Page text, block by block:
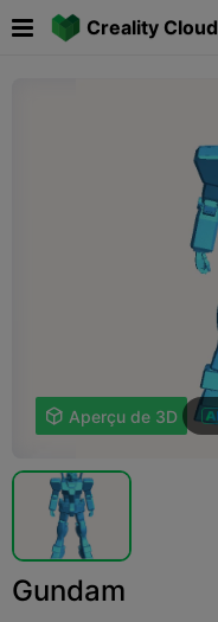
Creality Cloud
 Aperçu de 3D
Gundam